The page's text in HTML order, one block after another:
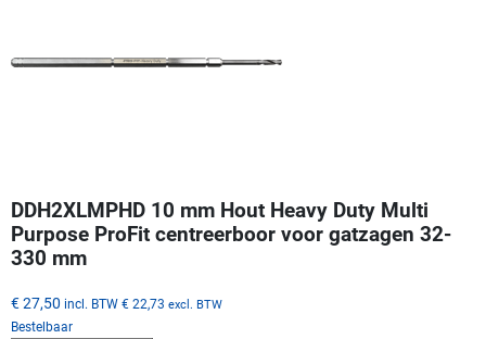
DDH2XLMPHD 10 mm Hout Heavy Duty Multi
Purpose ProFit centreerboor voor gatzagen 32-
330 mm
€ 27,50 incl. BTW € 22,73 excl. BTW
Bestelbaar